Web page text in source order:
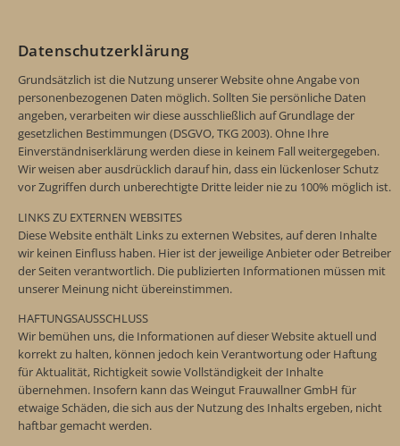
Datenschutzerklärung
Grundsätzlich ist die Nutzung unserer Website ohne Angabe von
personenbezogenen Daten möglich. Sollten Sie persönliche Daten
angeben, verarbeiten wir diese ausschließlich auf Grundlage der
gesetzlichen Bestimmungen (DSGVO, TKG 2003). Ohne Ihre
Einverständniserklärung werden diese in keinem Fall weitergegeben.
Wir weisen aber ausdrücklich darauf hin, dass ein lückenloser Schutz
vor Zugriffen durch unberechtigte Dritte leider nie zu 100% möglich ist.
LINKS ZU EXTERNEN WEBSITES
Diese Website enthält Links zu externen Websites, auf deren Inhalte
wir keinen Einfluss haben. Hier ist der jeweilige Anbieter oder Betreiber
der Seiten verantwortlich. Die publizierten Informationen müssen mit
unserer Meinung nicht übereinstimmen.
HAFTUNGSAUSSCHLUSS
Wir bemühen uns, die Informationen auf dieser Website aktuell und
korrekt zu halten, können jedoch kein Verantwortung oder Haftung
für Aktualität, Richtigkeit sowie Vollständigkeit der Inhalte
übernehmen. Insofern kann das Weingut Frauwallner GmbH für
etwaige Schäden, die sich aus der Nutzung des Inhalts ergeben, nicht
haftbar gemacht werden.